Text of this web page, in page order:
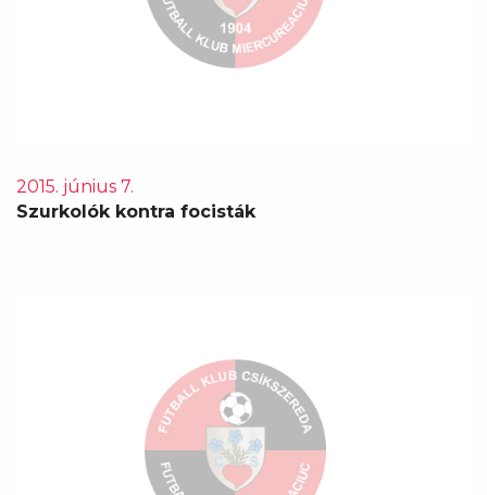
2015. június 7.
Szurkolók kontra focisták